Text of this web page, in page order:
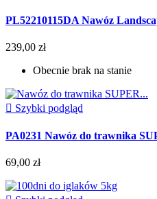
PL52210115DA Nawóz
239,00 zł
Obecnie brak na stanie
 Szybki podgląd
PA0231 Nawóz do trawnika
69,00 zł